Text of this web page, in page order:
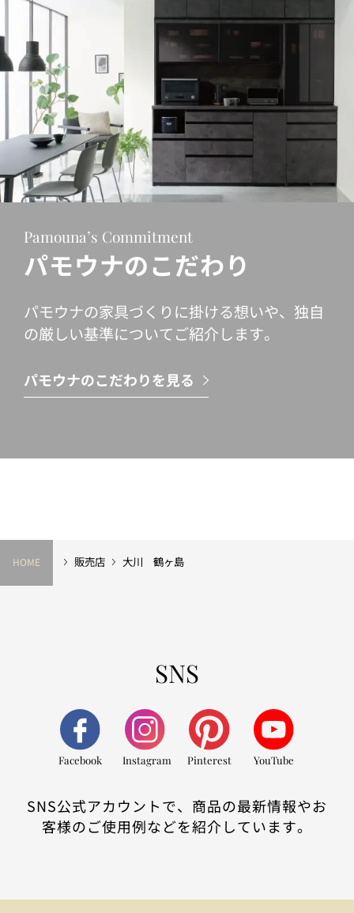
Pamouna’s Commitment
パモウナのこだわり
パモウナの家具づくりに掛ける想いや、独自
の厳しい基準についてご紹介します。
パモウナのこだわりを見る
HOME 販売店 大川 鶴ヶ島
SNS
Facebook Instagram Pinterest YouTube
SNS公式アカウントで、商品の最新情報やお
客様のご使用例などを紹介しています。